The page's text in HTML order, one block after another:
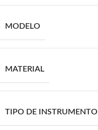
MODELO
MATERIAL
TIPO DE INSTRUMENTO